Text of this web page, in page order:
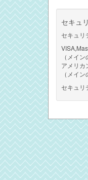
セキュ
セキュリ
（メイ
アメリカ
（メイ
セキュリ